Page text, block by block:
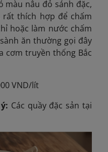
màu nâu đỏ sánh đặc,
rất thích hợp để chấm
hoặc làm nước chấm
ăn thường gọi đây
cơm truyền thống Bắc
VND/lít
Các quầy đặc sản tại